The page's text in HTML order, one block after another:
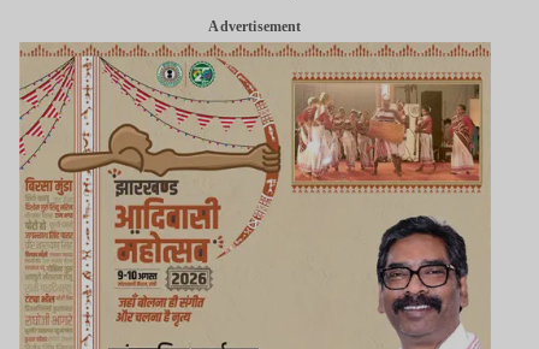
Advertisement